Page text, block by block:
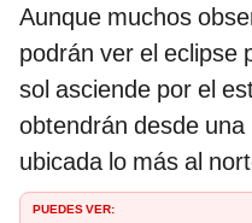
Aunque muchos
podrán ver el eclipse
sol asciende por el
obtendrán desde una
ubicada lo más al
PUEDES VER: